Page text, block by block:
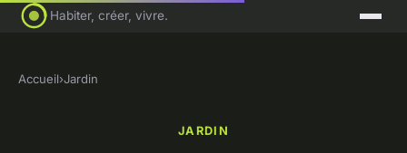
Habiter, créer, vivre.
Accueil›Jardin
JARDIN